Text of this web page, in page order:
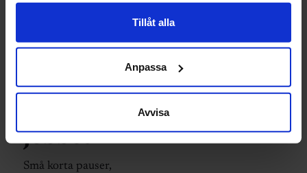
Tillåt alla
Anpassa
Avvisa
Ta en paus:
Fem
övningar du
kan testa på
jobbet
Små korta pauser,